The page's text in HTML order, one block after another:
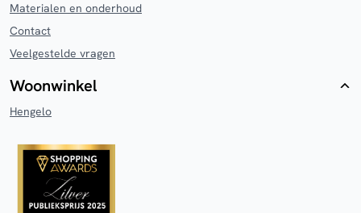
Materialen en onderhoud
Contact
Veelgestelde vragen
Woonwinkel
Hengelo